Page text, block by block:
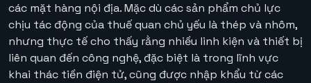
các mặt hàng nội địa. Mặc dù các sản phẩm chủ lực
chịu tác động của thuế quan chủ yếu là thép và nhôm,
nhưng thực tế cho thấy rằng nhiều linh kiện và thiết bị
liên quan đến công nghệ, đặc biệt là trong lĩnh vực
khai thác tiền điện tử, cũng được nhập khẩu từ các